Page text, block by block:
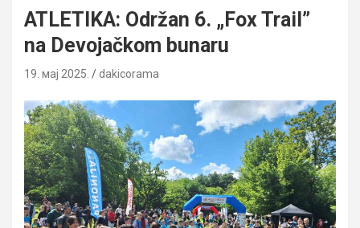
ATLETIKA: Održan 6. „Fox Trail”
na Devojačkom bunaru
19. мај 2025. dakicorama